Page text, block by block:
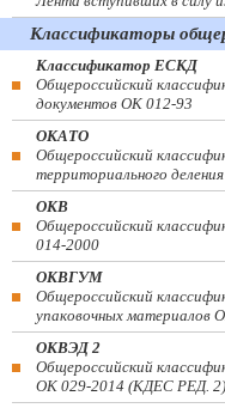
Классификаторы
Классификатор ЕСКД
Общероссийский
документов ОК 012-93
ОКАТО
Общероссийский
территориального
ОКВ
Общероссийский
014-2000
ОКВГУМ
Общероссийский
упаковочных материалов
ОКВЭД 2
Общероссийский
ОК 029-2014 (КДЕС РЕД. 2)